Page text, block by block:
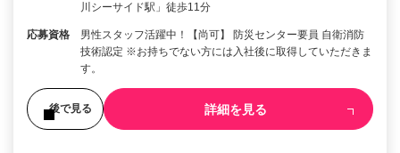
川シーサイド駅」徒歩11分
応募資格
男性スタッフ活躍中！【尚可】 防災センター要員 自衛消防
技術認定 ※お持ちでない方には入社後に取得していただきま
す。
後で見る 詳細を見る